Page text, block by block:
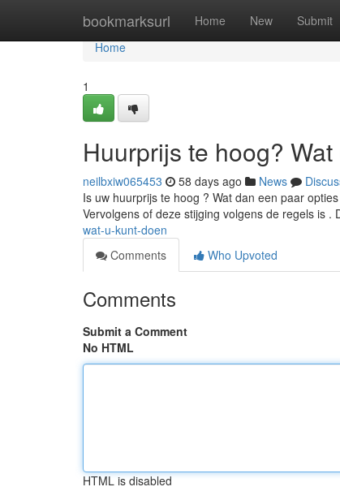
bookmarksurl Home New Submit
Home
Home
1
Huurprijs te hoog?
neilbxiw065453 58 days ago News
Is uw huurprijs te hoog ? Wat dan een paar
Vervolgens of deze stijging volgens de regels is .
wat-u-kunt-doen
Comments
Who Upvoted
Comments
Submit a Comment
No HTML
HTML is disabled